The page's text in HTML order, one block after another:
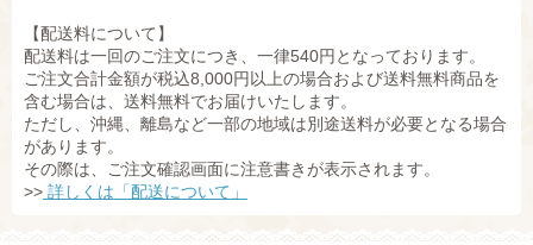
【配送料について】
配送料は一回のご注文につき、一律540円となっております。
ご注文合計金額が税込8,000円以上の場合および送料無料商品を
含む場合は、送料無料でお届けいたします。
ただし、沖縄、離島など一部の地域は別途送料が必要となる場合
があります。
その際は、ご注文確認画面に注意書きが表示されます。
>>詳しくは「配送について」